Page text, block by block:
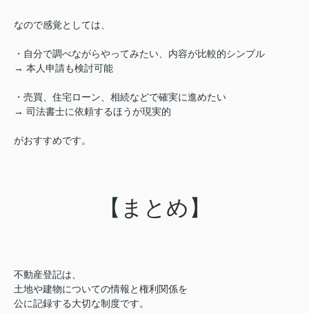
なので感覚としては、
・自分で調べながらやってみたい、内容が比較的シンプル
→ 本人申請も検討可能
・売買、住宅ローン、相続などで確実に進めたい
→ 司法書士に依頼するほうが現実的
がおすすめです。
【まとめ】
不動産登記は、
土地や建物についての情報と権利関係を
公に記録する大切な制度です。